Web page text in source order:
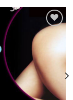
wishlist